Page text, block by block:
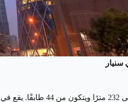
سنيار
يصل ارتفاع برج